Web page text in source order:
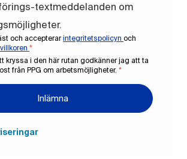
textmeddelanden om
och accepterarintegritetspolicyn och
*
kryssa i den här rutan godkänner jag att ta
från PPG om arbetsmöjligheter. *
Inlämna